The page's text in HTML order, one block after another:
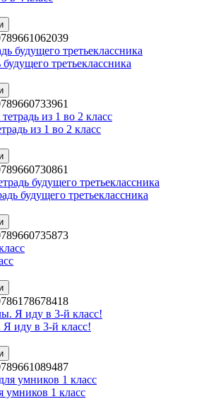
третьеклассника
из 1 во 2 класс
будущего третьеклассника
иду в 3-й класс!
умников 1 класс